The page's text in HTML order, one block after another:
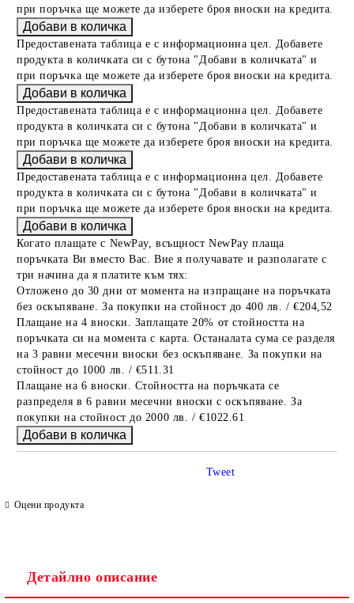
при поръчка ще можете да изберете броя вноски на кредита.
Предоставената таблица е с информационна цел. Добавете
продукта в количката си с бутона "Добави в количката" и
при поръчка ще можете да изберете броя вноски на кредита.
Предоставената таблица е с информационна цел. Добавете
продукта в количката си с бутона "Добави в количката" и
при поръчка ще можете да изберете броя вноски на кредита.
Предоставената таблица е с информационна цел. Добавете
продукта в количката си с бутона "Добави в количката" и
при поръчка ще можете да изберете броя вноски на кредита.
Когато плащате с NewPay, всъщност NewPay плаща
поръчката Ви вместо Вас. Вие я получавате и разполагате с
три начина да я платите към тях:
Отложено до 30 дни от момента на изпращане на поръчката
без оскъпяване. За покупки на стойност до 400 лв. / €204,52
Плащане на 4 вноски. Заплащате 20% от стойността на
поръчката си на момента с карта. Останалата сума се разделя
на 3 равни месечни вноски без оскъпяване. За покупки на
стойност до 1000 лв. / €511.31
Плащане на 6 вноски. Стойността на поръчката се
разпределя в 6 равни месечни вноски с оскъпяване. За
покупки на стойност до 2000 лв. / €1022.61
Оцени продукта
Tweet
Детайлно описание